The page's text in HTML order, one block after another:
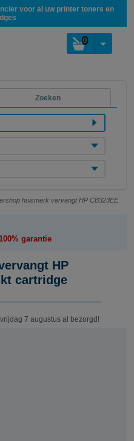
voor al uw printer toners en
0
Zoeken
huismerk vervangt HP CB323EE
garantie
HP
cartridge
7 augustus al bezorgd!